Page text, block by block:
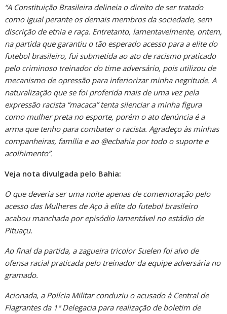
“A Constituição Brasileira delineia o direito de ser tratado
como igual perante os demais membros da sociedade, sem
discrição de etnia e raça. Entretanto, lamentavelmente, ontem,
na partida que garantiu o tão esperado acesso para a elite do
futebol brasileiro, fui submetida ao ato de racismo praticado
pelo criminoso treinador do time adversário, pois utilizou de
mecanismo de opressão para inferiorizar minha negritude. A
naturalização que se foi proferida mais de uma vez pela
expressão racista “macaca” tenta silenciar a minha figura
como mulher preta no esporte, porém o ato denúncia é a
arma que tenho para combater o racista. Agradeço às minhas
companheiras, família e ao @ecbahia por todo o suporte e
acolhimento”.
Veja nota divulgada pelo Bahia:
O que deveria ser uma noite apenas de comemoração pelo
acesso das Mulheres de Aço à elite do futebol brasileiro
acabou manchada por episódio lamentável no estádio de
Pituaçu.
Ao final da partida, a zagueira tricolor Suelen foi alvo de
ofensa racial praticada pelo treinador da equipe adversária no
gramado.
Acionada, a Polícia Militar conduziu o acusado à Central de
Flagrantes da 1ª Delegacia para realização de boletim de